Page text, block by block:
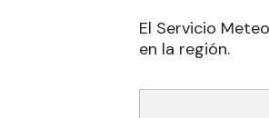
El Servicio
en la región.